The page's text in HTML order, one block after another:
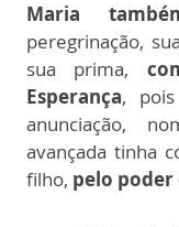
Maria
peregrinação,
sua prima,
Esperança,
anunciação,
avançada tinha
filho, pelo poder